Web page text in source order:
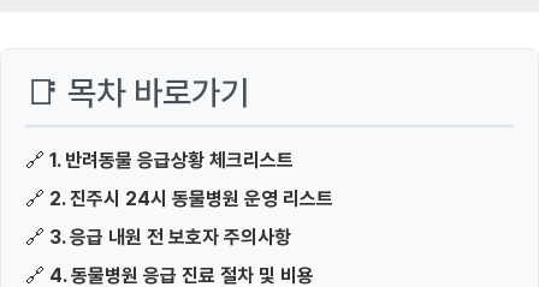
📑 목차 바로가기
🔗 1. 반려동물 응급상황 체크리스트
🔗 2. 진주시 24시 동물병원 운영 리스트
🔗 3. 응급 내원 전 보호자 주의사항
🔗 4. 동물병원 응급 진료 절차 및 비용